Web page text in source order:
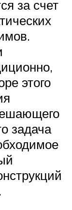
за счет
этого
задача